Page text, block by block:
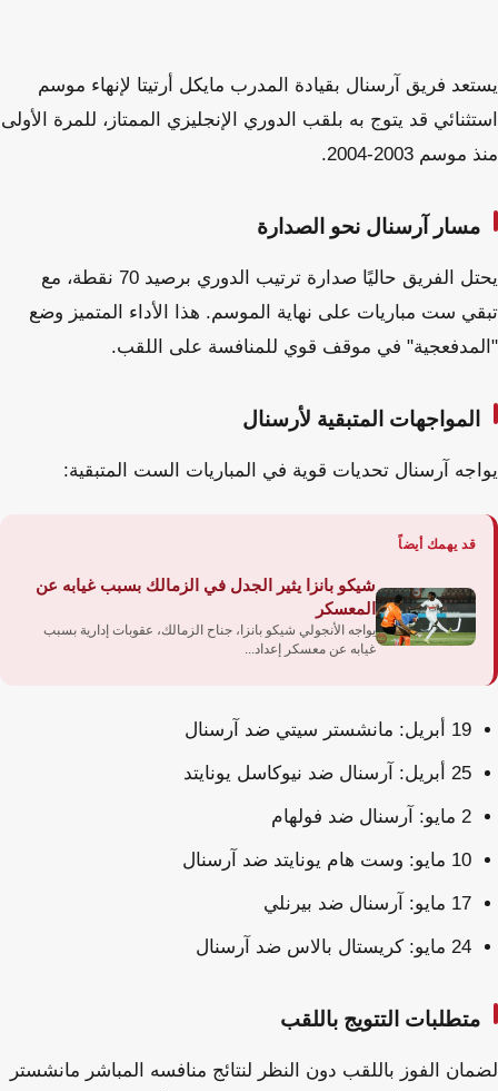
يستعد فريق آرسنال بقيادة المدرب مايكل أرتيتا لإنهاء موسم
استثنائي قد يتوج به بلقب الدوري الإنجليزي الممتاز، للمرة الأولى
منذ موسم 2003-2004.
مسار آرسنال نحو الصدارة
يحتل الفريق حاليًا صدارة ترتيب الدوري برصيد 70 نقطة، مع
تبقي ست مباريات على نهاية الموسم. هذا الأداء المتميز وضع
"المدفعجية" في موقف قوي للمنافسة على اللقب.
المواجهات المتبقية لأرسنال
يواجه آرسنال تحديات قوية في المباريات الست المتبقية:
قد يهمك أيضاً
شيكو بانزا يثير الجدل في الزمالك بسبب غيابه عن
المعسكر
يواجه الأنجولي شيكو بانزا، جناح الزمالك، عقوبات إدارية بسبب
غيابه عن معسكر إعداد...
19 أبريل: مانشستر سيتي ضد آرسنال
25 أبريل: آرسنال ضد نيوكاسل يونايتد
2 مايو: آرسنال ضد فولهام
10 مايو: وست هام يونايتد ضد آرسنال
17 مايو: آرسنال ضد بيرنلي
24 مايو: كريستال بالاس ضد آرسنال
متطلبات التتويج باللقب
لضمان الفوز باللقب دون النظر لنتائج منافسه المباشر مانشستر